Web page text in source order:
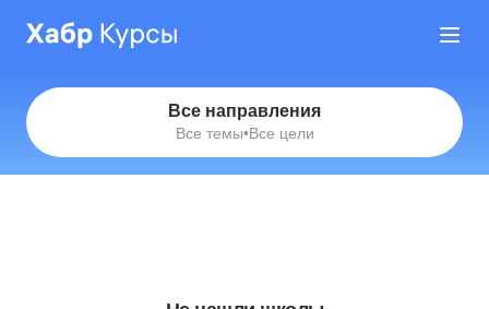
Все направления
Все темы•Все цели